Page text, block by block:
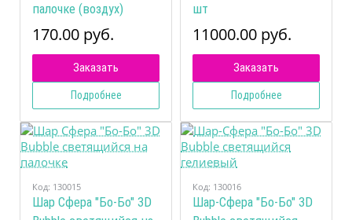
палочке (воздух)
170.00 руб.
Заказать
Подробнее
шт
11000.00 руб.
Заказать
Подробнее
Код: 130015
Шар Сфера "Бо-Бо" 3D
Код: 130016
Шар-Сфера "Бо-Бо" 3D